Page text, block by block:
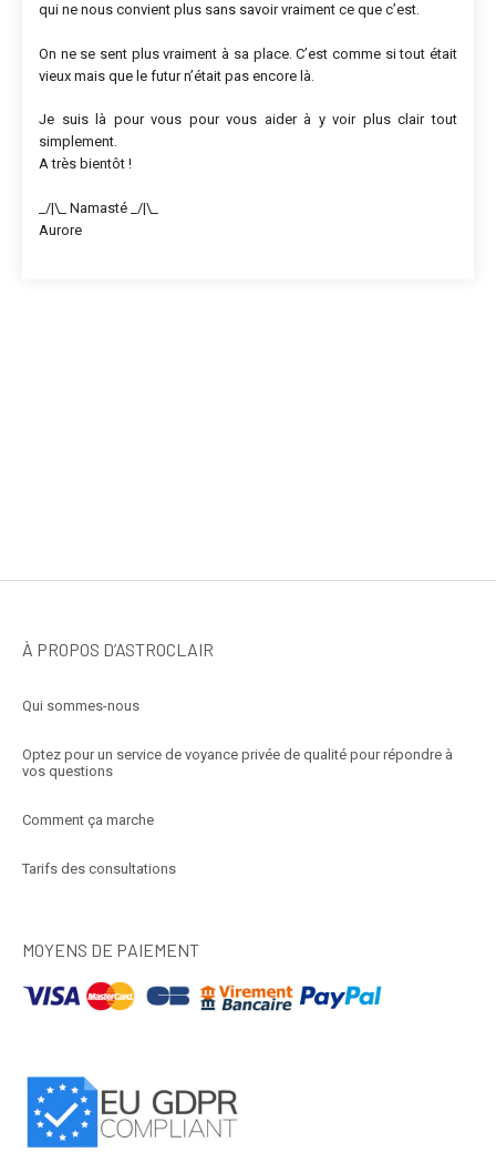
qui ne nous convient plus sans savoir vraiment ce que c’est.
On ne se sent plus vraiment à sa place. C’est comme si tout était
vieux mais que le futur n’était pas encore là.
Je suis là pour vous pour vous aider à y voir plus clair tout
simplement.
A très bientôt !
_/|\_ Namasté _/|\_
Aurore
À PROPOS D’ASTROCLAIR
Qui sommes-nous
Optez pour un service de voyance privée de qualité pour répondre à
vos questions
Comment ça marche
Tarifs des consultations
MOYENS DE PAIEMENT